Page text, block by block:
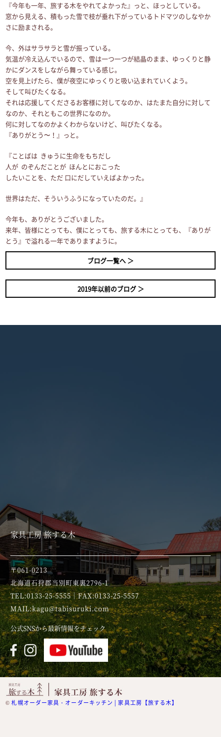
『今年も一年、旅する木をやれてよかった』っと、ほっとしている。
窓から見える、積もった雪で枝が垂れ下がっているトドマツのしなやか
さに励まされる。
今、外はサラサラと雪が振っている。
気温が冷え込んでいるので、雪は一つ一つが結晶のまま、ゆっくりと静
かにダンスをしながら舞っている感じ。
空を見上げたら、僕が夜空にゆっくりと吸い込まれていくよう。
そして叫びたくなる。
それは応援してくださるお客様に対してなのか、はたまた自分に対して
なのか、それともこの世界になのか。
何に対してなのかよくわからないけど、叫びたくなる。
『ありがとう〜！』っと。
『ことばは きゅうに生命をもちだし
人が のぞんだことが ほんとにおこった
したいことを、ただ 口にだしていえばよかった。
世界はただ、そういうふうになっていたのだ。』
今年も、ありがとうございました。
来年、皆様にとっても、僕にとっても、旅する木にとっても、『ありが
とう』で溢れる一年でありますように。
ブログ一覧へ ＞
2019年以前のブログ ＞
家具工房 旅する木
〒061-0213
北海道石狩郡当別町東裏2796-1
TEL:0133-25-5555｜FAX:0133-25-5557
MAIL:kagu@tabisuruki.com
公式SNSから最新情報をチェック
©札幌オーダー家具・オーダーキッチン | 家具工房【旅する木】